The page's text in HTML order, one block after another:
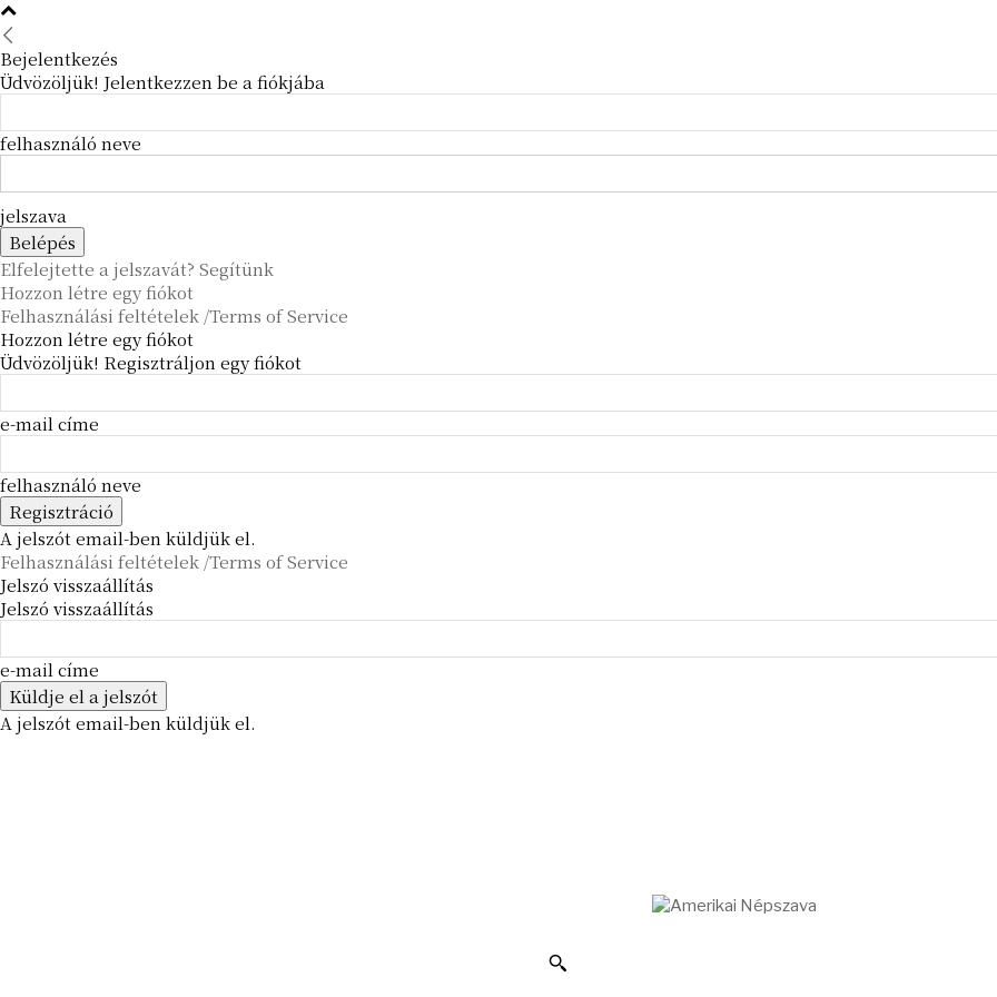
Bejelentkezés
Üdvözöljük! Jelentkezzen be a fiókjába
felhasználó neve
jelszava
Elfelejtette a jelszavát? Segítünk
Hozzon létre egy fiókot
Felhasználási feltételek /Terms of Service
Hozzon létre egy fiókot
Üdvözöljük! Regisztráljon egy fiókot
e-mail címe
felhasználó neve
A jelszót email-ben küldjük el.
Felhasználási feltételek /Terms of Service
Jelszó visszaállítás
Jelszó visszaállítás
e-mail címe
A jelszót email-ben küldjük el.